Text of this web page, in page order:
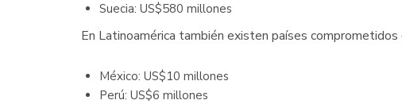
Suecia: US$580 millones
En Latinoamérica también existen países comprometidos
México: US$10 millones
Perú: US$6 millones